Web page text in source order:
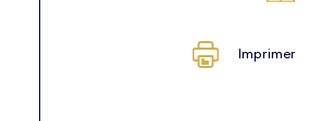
Imprimer